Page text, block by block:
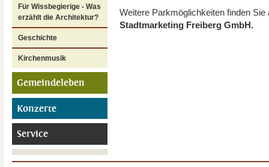
Für Wissbegierige - Was
erzählt die Architektur?
Geschichte
Kirchenmusik
Gemeindeleben
Konzerte
Service
Weitere Parkmöglichkeiten finden
Stadtmarketing Freiberg GmbH.